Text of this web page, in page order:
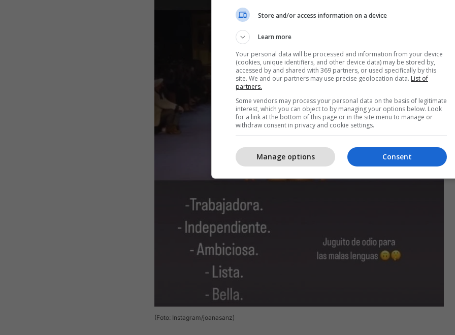
(Foto: Instagram/joanasanz)
Store and/or access information on a device
Learn more
Your personal data will be processed and information from your device
(cookies, unique identifiers, and other device data) may be stored by,
accessed by and shared with 369 partners, or used specifically by this
site. We and our partners may use precise geolocation data. List of
partners.
Some vendors may process your personal data on the basis of legitimate
interest, which you can object to by managing your options below. Look
for a link at the bottom of this page or in the site menu to manage or
withdraw consent in privacy and cookie settings.
Consent
Manage options